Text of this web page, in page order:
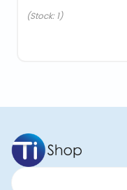
(Stock: 1)